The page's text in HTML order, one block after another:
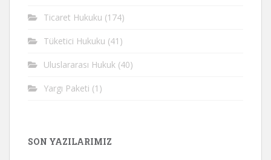
Ticaret Hukuku (174)
Tüketici Hukuku (41)
Uluslararası Hukuk (40)
Yargı Paketi (1)
SON YAZILARIMIZ